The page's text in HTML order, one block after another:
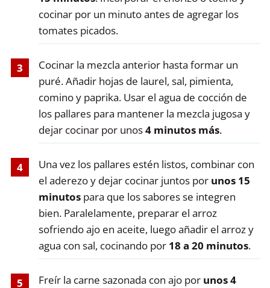
cocinar por un minuto antes de agregar los
tomates picados.
Cocinar la mezcla anterior hasta formar un
puré. Añadir hojas de laurel, sal, pimienta,
comino y paprika. Usar el agua de cocción de
los pallares para mantener la mezcla jugosa y
dejar cocinar por unos4 minutos más.
Una vez los pallares estén listos, combinar con
el aderezo y dejar cocinar juntos por unos 15
minutospara que los sabores se integren
bien. Paralelamente, preparar el arroz
sofriendo ajo en aceite, luego añadir el arroz y
agua con sal, cocinando por 18 a 20 minutos.
Freír la carne sazonada con ajo por unos 4